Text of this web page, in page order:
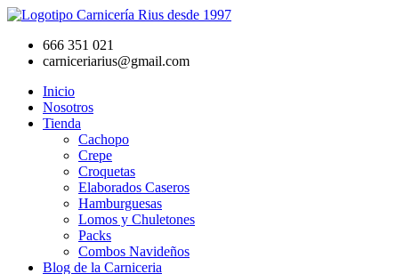
Ir
contenido666 351 021
carniceriarius@gmail.com
Inicio
Nosotros
Tienda
Cachopo
Crepe
Croquetas
Elaborados Caseros
Hamburguesas
Lomos y Chuletones
Packs
Combos Navideños
Blog de la Carniceria